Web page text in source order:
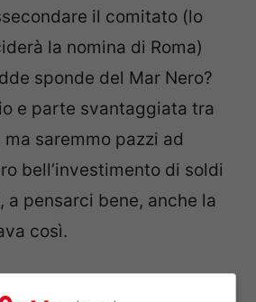
il comitato (lo
la nomina di Roma)
sponde del Mar Nero?
e parte svantaggiata tra
saremmo pazzi ad
bell’investimento di soldi
pensarci bene, anche la
così.